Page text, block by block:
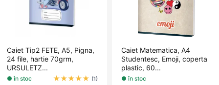
Caiet Tip2 FETE, A5, Pigna,
24 file, hartie 70grm,
URSULETZ...
● în stoc ★★★★★ (1)
Caiet Matematica, A4
Studentesc, Emoji, coperta
plastic, 60...
● în stoc